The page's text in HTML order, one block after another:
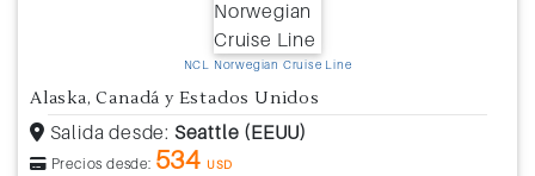
NCL Norwegian Cruise Line
Alaska, Canadá y Estados Unidos
Salida desde: Seattle (EEUU)
Precios desde: 534 USD